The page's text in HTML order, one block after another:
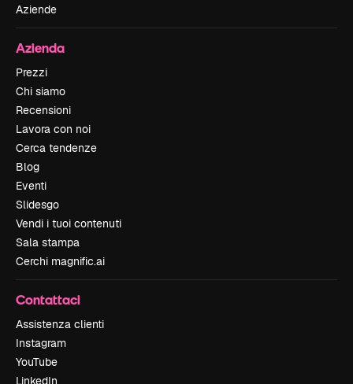
Aziende
Azienda
Prezzi
Chi siamo
Recensioni
Lavora con noi
Cerca tendenze
Blog
Eventi
Slidesgo
Vendi i tuoi contenuti
Sala stampa
Cerchi magnific.ai
Contattaci
Assistenza clienti
Instagram
YouTube
LinkedIn